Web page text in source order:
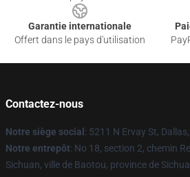
Garantie internationale
Offert dans le pays d'utilisation
Contactez-nous
Notre siège social : 5211 N Ervay St,
Notre entrepôt: No 18, section 2, chemin
Sichuan, ville de Baotou, province de